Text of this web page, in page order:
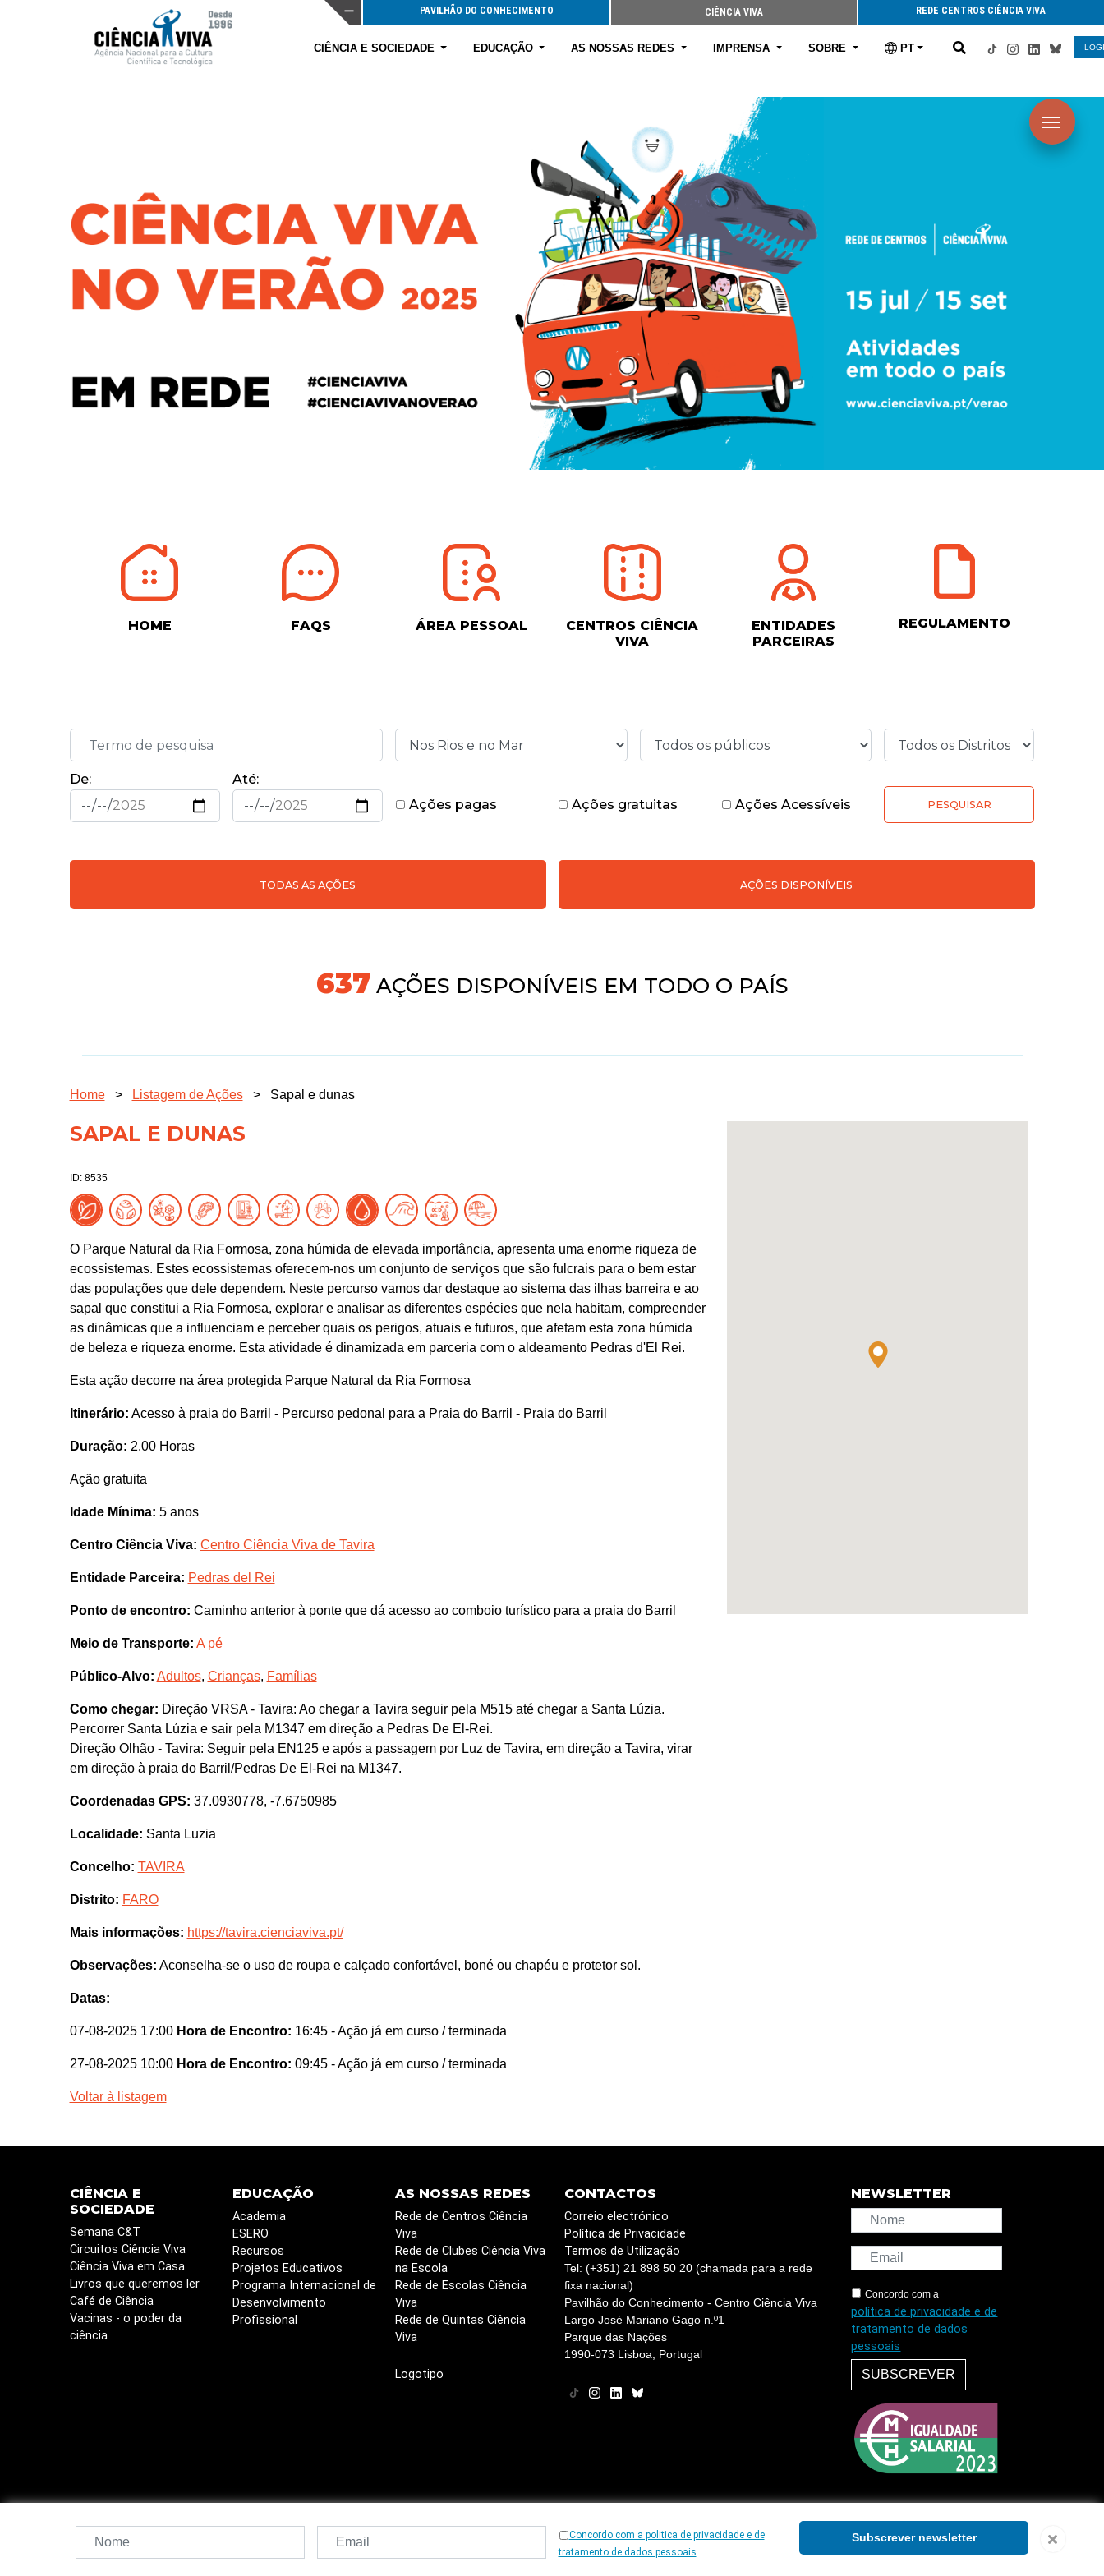
PAVILHÃO DO CONHECIMENTO CIÊNCIA VIVA REDE CENTROS CIÊNCIA VIVA
CIÊNCIA E SOCIEDADE EDUCAÇÃO AS NOSSAS REDES IMPRENSA SOBRE PT
HOME FAQS ÁREA PESSOAL
CENTROS CIÊNCIA
VIVA
ENTIDADES
PARCEIRAS
REGULAMENTO
De:
Até:
Ações pagas
Ações gratuitas Ações Acessíveis PESQUISAR
TODAS AS AÇÕES AÇÕES DISPONÍVEIS
691AÇÕES DISPONÍVEIS EM TODO O PAÍS
Home > Listagem de Ações > Sapal e dunas
SAPAL E DUNAS
ID: 8535
O Parque Natural da Ria Formosa, zona húmida de elevada importância, apresenta uma enorme riqueza de
ecossistemas. Estes ecossistemas oferecem-nos um conjunto de serviços que são fulcrais para o bem estar
das populações que dele dependem. Neste percurso vamos dar destaque ao sistema das ilhas barreira e ao
sapal que constitui a Ria Formosa, explorar e analisar as diferentes espécies que nela habitam, compreender
as dinâmicas que a influenciam e perceber quais os perigos, atuais e futuros, que afetam esta zona húmida
de beleza e riqueza enorme. Esta atividade é dinamizada em parceria com o aldeamento Pedras d'El Rei.
Esta ação decorre na área protegida Parque Natural da Ria Formosa
Itinerário: Acesso à praia do Barril - Percurso pedonal para a Praia do Barril - Praia do Barril
Duração: 2.00 Horas
Ação gratuita
Idade Mínima: 5 anos
Centro Ciência Viva: Centro Ciência Viva de Tavira
Entidade Parceira: Pedras del Rei
Ponto de encontro: Caminho anterior à ponte que dá acesso ao comboio turístico para a praia do Barril
Meio de Transporte: A pé
Público-Alvo: Adultos, Crianças, Famílias
Como chegar: Direção VRSA - Tavira: Ao chegar a Tavira seguir pela M515 até chegar a Santa Lúzia.
Percorrer Santa Lúzia e sair pela M1347 em direção a Pedras De El-Rei.
Direção Olhão - Tavira: Seguir pela EN125 e após a passagem por Luz de Tavira, em direção a Tavira, virar
em direção à praia do Barril/Pedras De El-Rei na M1347.
Coordenadas GPS: 37.0930778, -7.6750985
Localidade: Santa Luzia
Concelho: TAVIRA
Distrito: FARO
Mais informações: https://tavira.cienciaviva.pt/
Observações: Aconselha-se o uso de roupa e calçado confortável, boné ou chapéu e protetor sol.
Datas:
07-08-2025 17:00 Hora de Encontro: 16:45 - Ação já em curso / terminada
27-08-2025 10:00 Hora de Encontro: 09:45 - Ação já em curso / terminada
Voltar à listagem
CIÊNCIA E
SOCIEDADE
Semana C&T
Circuitos Ciência Viva
Ciência Viva em Casa
Livros que queremos ler
Café de Ciência
Vacinas - o poder da
ciência
EDUCAÇÃO
Academia
ESERO
Recursos
Projetos Educativos
Programa Internacional de
Desenvolvimento
Profissional
AS NOSSAS REDES
Rede de Centros Ciência
Viva
Rede de Clubes Ciência Viva
na Escola
Rede de Escolas Ciência
Viva
Rede de Quintas Ciência
Viva
Logotipo
CONTACTOS
Correio electrónico
Política de Privacidade
Termos de Utilização
Tel: (+351) 21 898 50 20 (chamada para a rede
fixa nacional)
Pavilhão do Conhecimento - Centro Ciência Viva
Largo José Mariano Gago n.º1
Parque das Nações
1990-073 Lisboa, Portugal
NEWSLETTER
Concordo com a
política de privacidade e de
tratamento de dados
pessoais
SUBSCREVER
-2026, Ciência Viva
Concordo com a politica de privacidade e de
tratamento de dados pessoais
Subscrever newsletter